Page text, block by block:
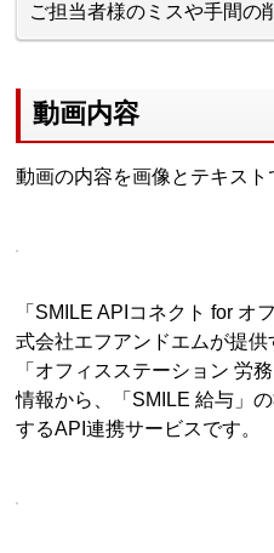
ご担当者様のミスや手間の
動画内容
動画の内容を画像とテキスト
「SMILE APIコネクト for オ
式会社エフアンドエムが提
「オフィスステーション 労
情報から、「SMILE 給与」
するAPI連携サービスです。